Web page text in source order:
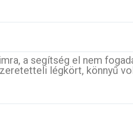
a segítség el nem
légkört, könnyű